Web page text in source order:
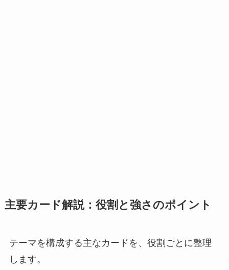
主要カード解説：役割と強さのポイント
テーマを構成する主なカードを、役割ごとに整理
します。